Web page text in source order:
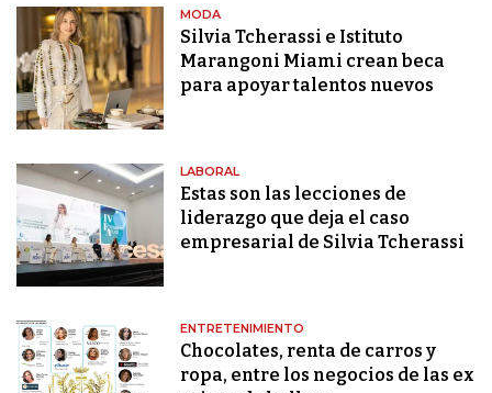
MODA
Silvia Tcherassi e Istituto
Marangoni Miami crean beca
para apoyar talentos nuevos
LABORAL
Estas son las lecciones de
liderazgo que deja el caso
empresarial de Silvia Tcherassi
ENTRETENIMIENTO
Chocolates, renta de carros y
ropa, entre los negocios de las ex